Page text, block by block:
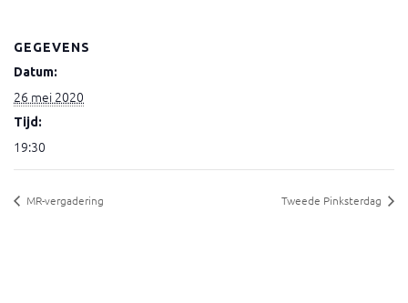
GEGEVENS
Datum:
26 mei 2020
Tijd:
19:30
MR-vergadering Tweede Pinksterdag